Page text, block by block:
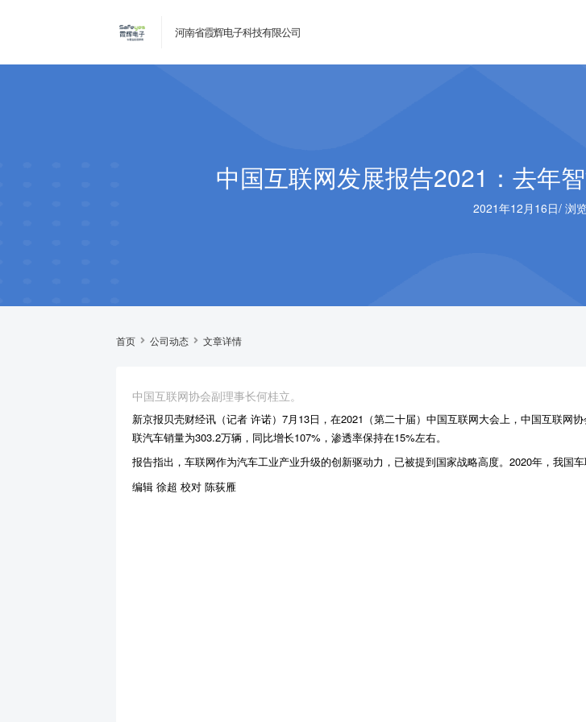
河南省霞辉电子科技有限公司
中国互联网发展报告2021：去年
2021年12月16日/ 浏
首页 公司动态 文章详情
中国互联网协会副理事长何桂立。
新京报贝壳财经讯（记者 许诺）7月13日，在2021（第二十届）中国互联网大会上，中国互联网
联汽车销量为303.2万辆，同比增长107%，渗透率保持在15%左右。
报告指出，车联网作为汽车工业产业升级的创新驱动力，已被提到国家战略高度。2020年，我国车
编辑 徐超 校对 陈荻雁